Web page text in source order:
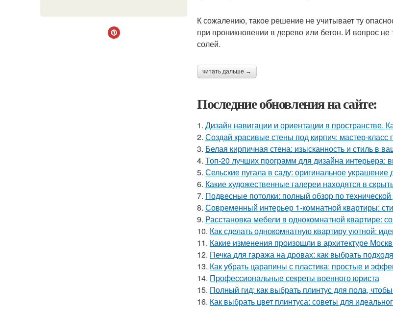
К сожалению, такое решение не учитывает ту
при проникновении в дерево или бетон. И вопрос
солей.
читать дальше →
Последние обновления на сайте:
1. Дизайн навигации и ориентации в пространстве.
2. Создай красивые стены под кирпич: мастер-класс
3. Белая кирпичная стена: изысканность и стиль в
4. Топ-20 лучших программ для дизайна интерьера:
5. Сельские пугала в саду: оригинальное украшение
6. Какие художественные галереи находятся в
7. Подвесные потолки: полный обзор по
8. Современный интерьер 1-комнатной квартиры:
9. Расстановка мебели в однокомнатной квартире:
10. Как сделать однокомнатную квартиру уютной:
11. Какие изменения произошли в архитектуре
12. Печка для гаража на дровах: как выбрать
13. Как убрать царапины с пластика: простые и
14. Профессиональные секреты военного юриста
15. Полный гид: как выбрать плинтус для пола,
16. Как выбрать цвет плинтуса: советы для